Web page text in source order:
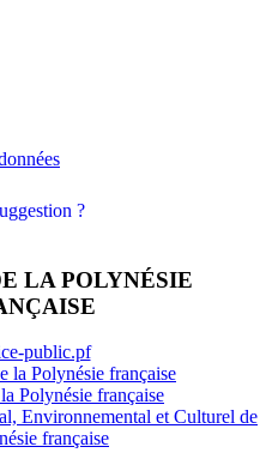
?
LA POLYNÉSIE
public.pf
la Polynésie française
Polynésie française
Environnemental et Culturel de
française